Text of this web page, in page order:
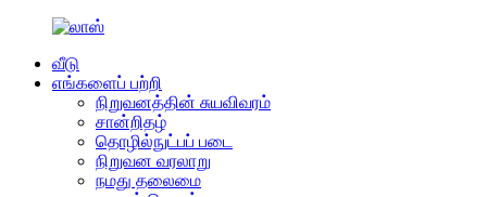
வீடு
எங்களைப் பற்றி
நிறுவனத்தின் சுயவிவரம்
சான்றிதழ்
தொழில்நுட்பப் படை
நிறுவன வரலாறு
நமது தலைமை